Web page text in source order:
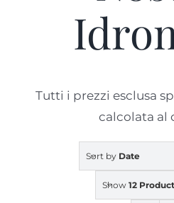
Tutti i prezzi esclusa
calcolata al
Sort by Date
Show 12